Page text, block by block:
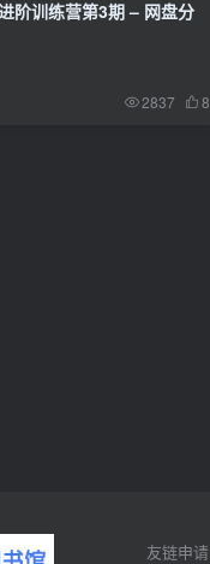
阶训练营第3期 – 网盘分
2837 8
友链申请